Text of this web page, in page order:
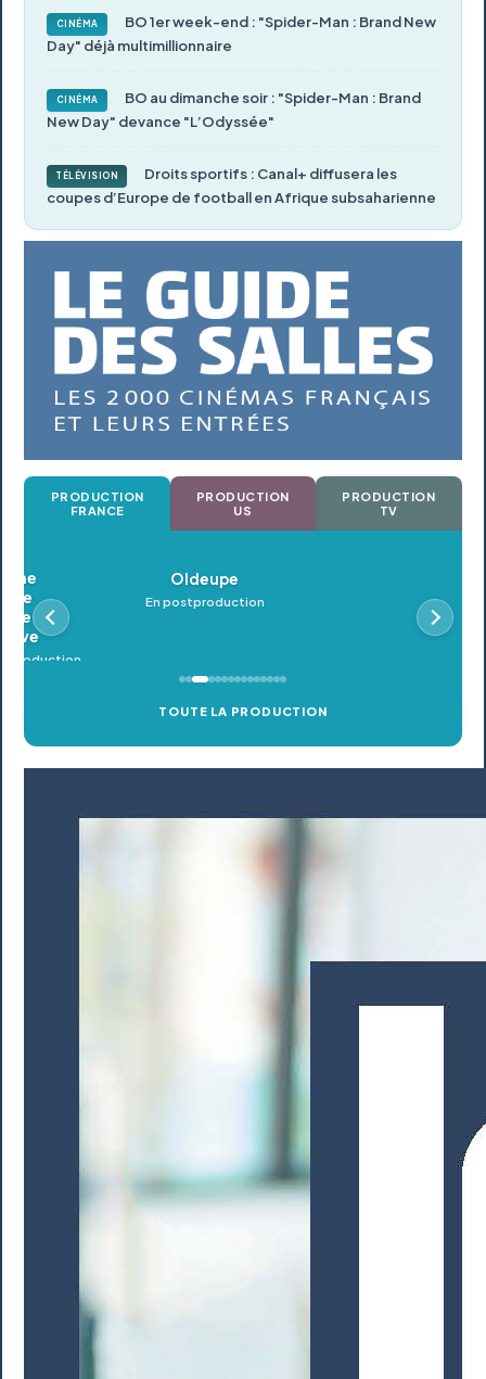
CINÉMA
BO 1er week-end : "Spider-Man : Brand New
Day" déjà multimillionnaire
CINÉMA
BO au dimanche soir : "Spider-Man : Brand
New Day" devance "L’Odyssée"
TÉLÉVISION
Droits sportifs : Canal+ diffusera les
coupes d’Europe de football en Afrique subsaharienne
PRODUCTION
FRANCE
PRODUCTION
US
PRODUCTION
TV
Oldeupe
En postproduction
TOUTE LA PRODUCTION